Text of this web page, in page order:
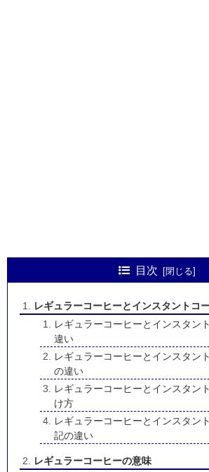
目次
レギュラーコーヒーとインスタントコ
レギュラーコーヒーとインスタン
違い
レギュラーコーヒーとインスタン
の違い
レギュラーコーヒーとインスタン
け方
レギュラーコーヒーとインスタン
記の違い
レギュラーコーヒーの意味